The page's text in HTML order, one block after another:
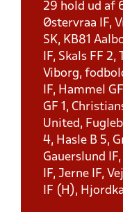
29 hold ud af
Østervraa IF,
SK, KB81
IF, Skals FF
Viborg,
IF, Hammel
GF 1,
United,
4, Hasle B 5,
Gauerslund
IF, Jerne IF,
IF (H),